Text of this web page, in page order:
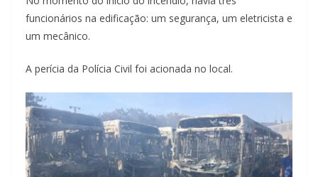
funcionários na edificação: um segurança, um eletricista e
um mecânico.
A perícia da Polícia Civil foi acionada no local.